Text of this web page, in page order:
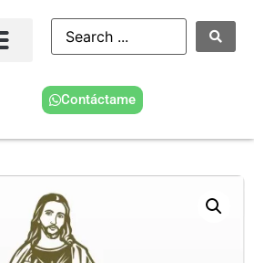
Contáctame